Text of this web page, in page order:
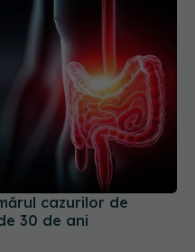
cazurilor de
30 de ani